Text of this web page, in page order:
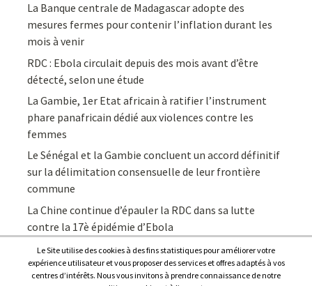
La Banque centrale de Madagascar adopte des
mesures fermes pour contenir l’inflation durant les
mois à venir
RDC : Ebola circulait depuis des mois avant d’être
détecté, selon une étude
La Gambie, 1er Etat africain à ratifier l’instrument
phare panafricain dédié aux violences contre les
femmes
Le Sénégal et la Gambie concluent un accord définitif
sur la délimitation consensuelle de leur frontière
commune
La Chine continue d’épauler la RDC dans sa lutte
contre la 17è épidémie d’Ebola
Le Site utilise des cookies à des fins statistiques pour améliorer votre
expérience utilisateur et vous proposer des services et offres adaptés à vos
centres d’intérêts. Nous vous invitons à prendre connaissance de notre